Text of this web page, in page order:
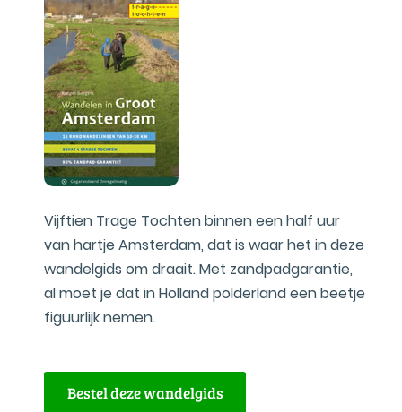
Vijftien Trage Tochten binnen een half uur
van hartje Amsterdam, dat is waar het in deze
wandelgids om draait. Met zandpadgarantie,
al moet je dat in Holland polderland een beetje
figuurlijk nemen.
Bestel deze wandelgids